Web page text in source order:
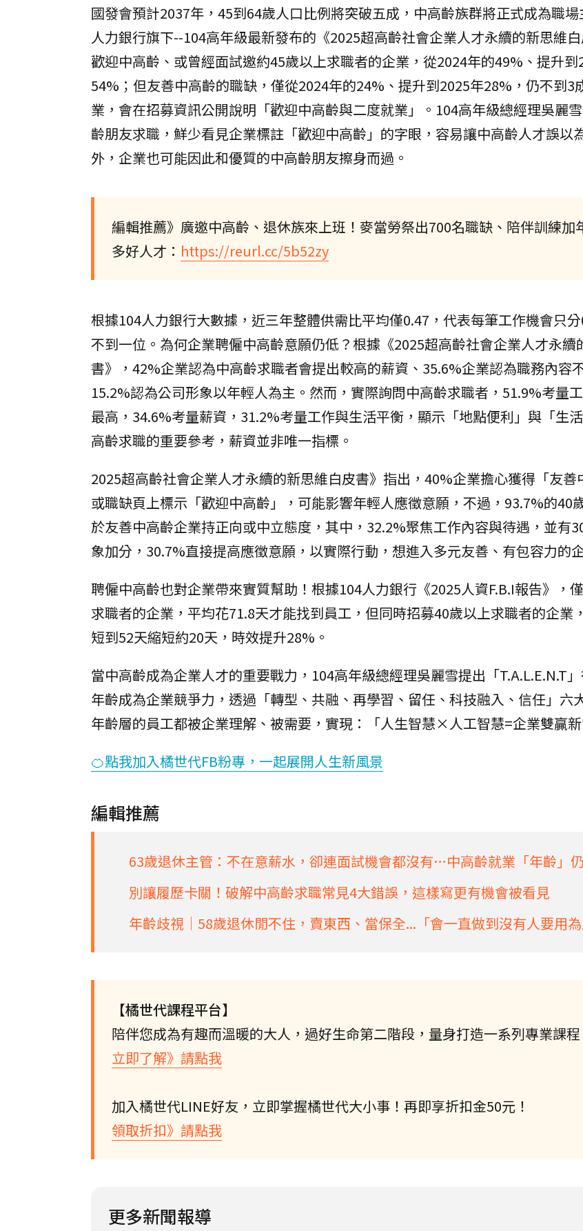
國發會預計2037年，45到64歲人口比例將突破五成，中高齡族群將正式成為職
人力銀行旗下--104高年級最新發布的《2025超高齡社會企業人才永續的新思維
歡迎中高齡、或曾經面試邀約45歲以上求職者的企業，從2024年的49%、提升到
54%；但友善中高齡的職缺，僅從2024年的24%、提升到2025年28%，仍不到3
業，會在招募資訊公開說明「歡迎中高齡與二度就業」。104高年級總經理吳麗
齡朋友求職，鮮少看見企業標註「歡迎中高齡」的字眼，容易讓中高齡人才誤以
外，企業也可能因此和優質的中高齡朋友擦身而過。
編輯推薦》廣邀中高齡、退休族來上班！麥當勞祭出700名職缺、陪伴訓練加
多好人才： https://reurl.cc/5b52zy
根據104人力銀行大數據，近三年整體供需比平均僅0.47，代表每筆工作機會只分
不到一位。為何企業聘僱中高齡意願仍低？根據《2025超高齡社會企業人才永續
書》，42%企業認為中高齡求職者會提出較高的薪資、35.6%企業認為職務內容
15.2%認為公司形象以年輕人為主。然而，實際詢問中高齡求職者，51.9%考量
最高，34.6%考量薪資，31.2%考量工作與生活平衡，顯示「地點便利」與「生
高齡求職的重要參考，薪資並非唯一指標。
2025超高齡社會企業人才永續的新思維白皮書》指出，40%企業擔心獲得「友善
或職缺頁上標示「歡迎中高齡」，可能影響年輕人應徵意願，不過，93.7%的40
於友善中高齡企業持正向或中立態度，其中，32.2%聚焦工作內容與待遇，並有
象加分，30.7%直接提高應徵意願，以實際行動，想進入多元友善、有包容力的
聘僱中高齡也對企業帶來實質幫助！根據104人力銀行《2025人資F.B.I報告》，
求職者的企業，平均花71.8天才能找到員工，但同時招募40歲以上求職者的企業
短到52天縮短約20天，時效提升28%。
當中高齡成為企業人才的重要戰力，104高年級總經理吳麗雪提出「T.A.L.E.N.T
年齡成為企業競爭力，透過「轉型、共融、再學習、留任、科技融入、信任」六
年齡層的員工都被企業理解、被需要，實現：「人生智慧×人工智慧=企業雙贏新
🍊點我加入橘世代FB粉專，一起展開人生新風景
編輯推薦
63歲退休主管：不在意薪水，卻連面試機會都沒有…中高齡就業「年齡」
別讓履歷卡關！破解中高齡求職常見4大錯誤，這樣寫更有機會被看見
年齡歧視│58歲退休閒不住，賣東西、當保全...「會一直做到沒有人要用為
【橘世代課程平台】
陪伴您成為有趣而溫暖的大人，過好生命第二階段，量身打造一系列專業課程
立即了解》請點我
加入橘世代LINE好友，立即掌握橘世代大小事！再即享折扣金50元！
領取折扣》請點我
更多新聞報導